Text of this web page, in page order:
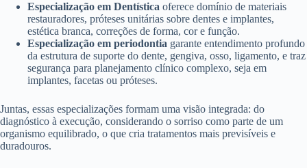
Especialização em Dentística oferece domínio de materiais
restauradores, próteses unitárias sobre dentes e implantes,
estética branca, correções de forma, cor e função.
Especialização em periodontia garante entendimento profundo
da estrutura de suporte do dente, gengiva, osso, ligamento, e traz
segurança para planejamento clínico complexo, seja em
implantes, facetas ou próteses.
Juntas, essas especializações formam uma visão integrada: do
diagnóstico à execução, considerando o sorriso como parte de um
organismo equilibrado, o que cria tratamentos mais previsíveis e
duradouros.